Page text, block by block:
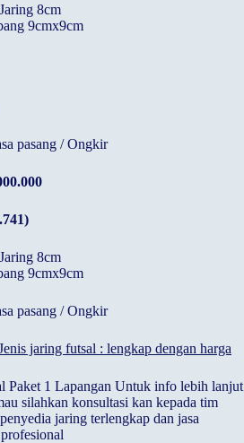
8cm
9cmx9cm
pasang / Ongkir
8cm
9cmx9cm
pasang / Ongkir
jaring futsal : lengkap dengan harga
Paket 1 Lapangan Untuk info lebih lanjut
silahkan konsultasi kan kepada tim
jaring terlengkap dan jasa